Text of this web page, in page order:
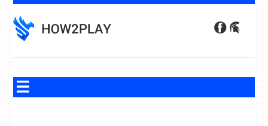
to
content